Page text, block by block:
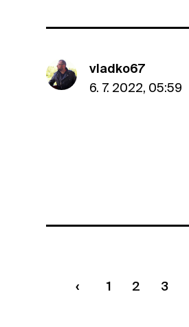
vladko67
6. 7. 2022, 05:59
1 2 3